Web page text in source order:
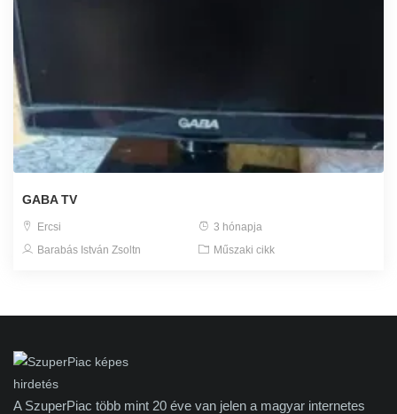
GABA TV
Ercsi
3 hónapja
Barabás István Zsoltn
Műszaki cikk
A SzuperPiac több mint 20 éve van jelen a magyar internetes